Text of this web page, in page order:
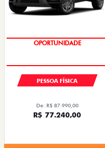
OPORTUNIDADE
PESSOA FÍSICA
De: R$ 87.990,00
R$ 77.240,00